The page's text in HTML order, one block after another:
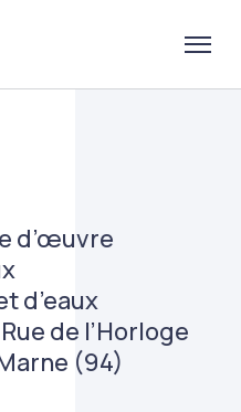
d’œuvre
d’eaux
de l’Horloge
(94)